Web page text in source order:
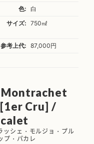
色:
白
サイズ: 750㎖
参考上代:
87,000円
Montrachet
Cru] /
ッシェ・モルジョ・プル
プ・パカレ